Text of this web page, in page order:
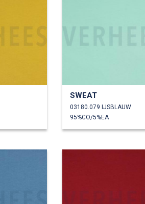
SWEAT
03180.079 IJSBLAUW
95%CO/5%EA